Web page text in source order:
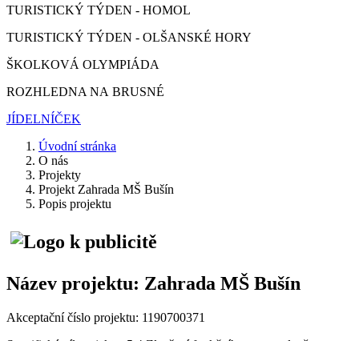
TURISTICKÝ TÝDEN - HOMOL
TURISTICKÝ TÝDEN - OLŠANSKÉ HORY
ŠKOLKOVÁ OLYMPIÁDA
ROZHLEDNA NA BRUSNÉ
JÍDELNÍČEK
Úvodní stránka
O nás
Projekty
Projekt Zahrada MŠ Bušín
Popis projektu
Název projektu: Zahrada MŠ Bušín
Akceptační číslo projektu: 1190700371